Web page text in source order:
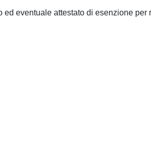
eventuale attestato di esenzione per